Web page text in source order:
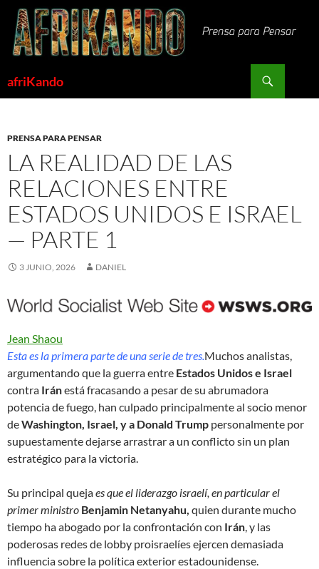
Saltar
contenido
afriKando
PRENSA PARA PENSAR
LA REALIDAD DE LAS
RELACIONES ENTRE
ESTADOS UNIDOS E ISRAEL
— PARTE 1
3 JUNIO, 2026 DANIEL
Jean Shaou
Esta es la primera parte de una serie de tres.Muchos analistas,
argumentando que la guerra entre Estados Unidos e Israel
contra Iránestá fracasando a pesar de su abrumadora
potencia de fuego, han culpado principalmente al socio menor
deWashington, Israel, y a Donald Trump personalmente por
supuestamente dejarse arrastrar a un conflicto sin un plan
estratégico para la victoria.
Su principal quejaes que el liderazgo israelí, en particular el
primer ministro Benjamin Netanyahu, quien durante mucho
tiempo ha abogado por la confrontación con Irán, y las
poderosas redes de lobby proisraelíes ejercen demasiada
influencia sobre la política exterior estadounidense.